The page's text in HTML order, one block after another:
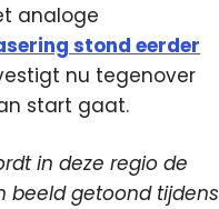
analoge
stond eerder
nu tegenover
start gaat.
in deze regio de
beeld getoond tijdens